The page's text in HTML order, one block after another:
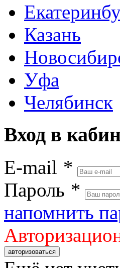
Казань
Уфа
Челябинск
Вход в
E-mail *
Пароль *
напомнить
авторизоваться